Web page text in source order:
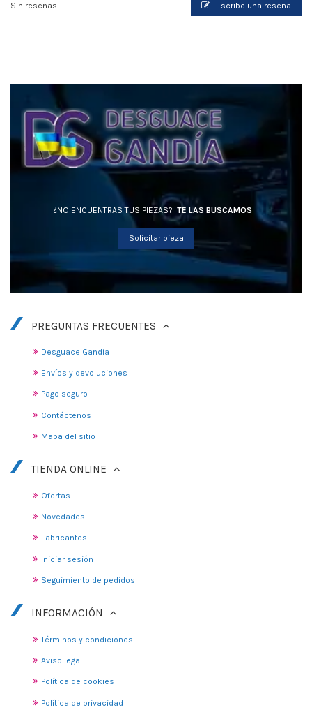
Sin reseñas Escribe una reseña
¿NO ENCUENTRAS TUS PIEZAS? TE LAS BUSCAMOS
Solicitar pieza
PREGUNTAS FRECUENTES
Desguace Gandia
Envíos y devoluciones
Pago seguro
Contáctenos
Mapa del sitio
TIENDA ONLINE
Ofertas
Novedades
Fabricantes
Iniciar sesión
Seguimiento de pedidos
INFORMACIÓN
Términos y condiciones
Aviso legal
Política de cookies
Política de privacidad